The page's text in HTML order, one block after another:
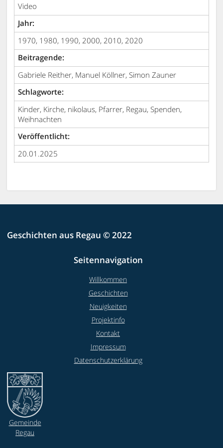
Video
Jahr:
1970, 1980, 1990, 2000, 2010, 2020
Beitragende:
Gabriele Reither, Manuel Köllner, Simon Zauner
Schlagworte:
Kinder, Kirche, nikolaus, Pfarrer, Regau, Spenden,
Weihnachten
Veröffentlicht:
20.01.2025
Geschichten aus Regau © 2022
Seitennavigation
Willkommen
Geschichten
Neuigkeiten
Projektinfo
Kontakt
Impressum
Datenschutzerklärung
Gemeinde
Regau